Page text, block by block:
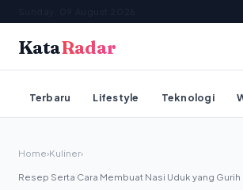
KataRadar
Terbaru Lifestyle Teknologi
Home›Kuliner›
Resep Serta Cara Membuat Nasi Uduk yang Gurih